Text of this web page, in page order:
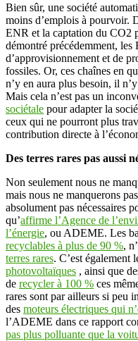
Bien sûr, une société
moins d’emplois à pourvoir.
ENR et la captation du CO2
démontré précédemment, les
d’approvisionnement et de
fossiles. Or, ces chaînes en
n’y en aura plus besoin, il
Mais cela n’est pas un
sociétale pour adapter la
ceux qui ne pourront plus
contribution directe à
Des terres rares pas aussi
Non seulement nous ne
mais nous ne manquerons
absolument pas nécessaires
qu’affirme l’Agence de
l’énergie, ou ADEME. Les
recyclables à plus de 90 %,
terres rares. C’est également
photovoltaïques , ainsi que
de recycler à 100 % ces
rares sont par ailleurs si peu
des moteurs électriques qui
l’ADEME dans ce rapport
pas plus polluante que la